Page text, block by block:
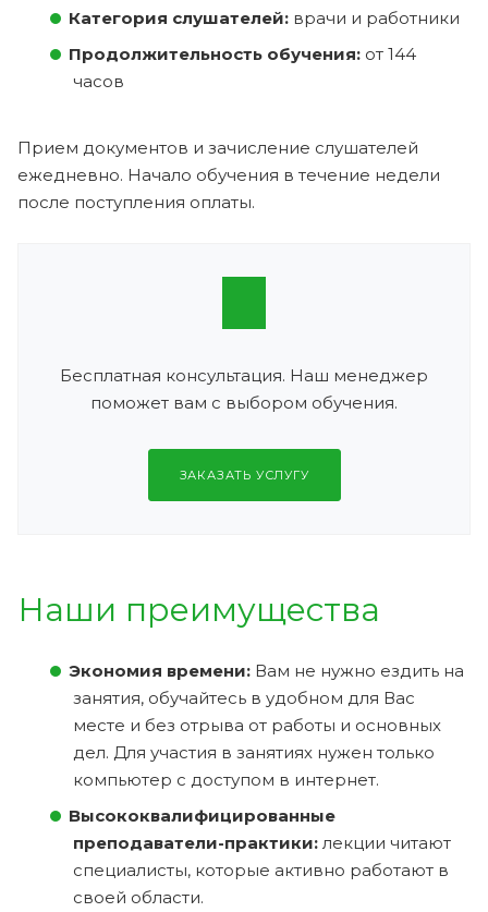
Категория слушателей: врачи и работники
Продолжительность обучения: от 144
часов
Прием документов и зачисление слушателей
ежедневно. Начало обучения в течение недели
после поступления оплаты.
Бесплатная консультация. Наш менеджер
поможет вам с выбором обучения.
ЗАКАЗАТЬ УСЛУГУ
Наши преимущества
Экономия времени: Вам не нужно ездить на
занятия, обучайтесь в удобном для Вас
месте и без отрыва от работы и основных
дел. Для участия в занятиях нужен только
компьютер с доступом в интернет.
Высококвалифицированные
преподаватели-практики: лекции читают
специалисты, которые активно работают в
своей области.